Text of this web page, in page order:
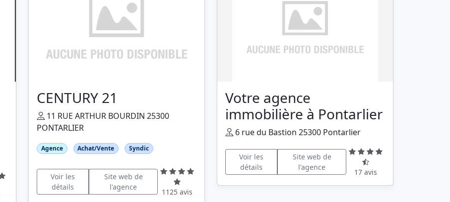
CENTURY 21
11 RUE ARTHUR BOURDIN 25300
PONTARLIER
Agence Achat/Vente Syndic
Voir les
détails
Site web de
l'agence
1125 avis
Votre agence
immobilière à Pontarlier
6 rue du Bastion 25300 Pontarlier
Voir les
détails
Site web de
l'agence
17 avis